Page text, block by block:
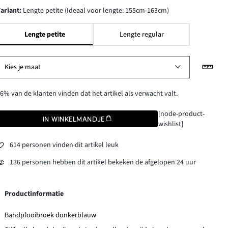
Variant: Lengte petite (Ideaal voor lengte: 155cm-163cm)
Lengte petite Lengte regular
Kies je maat
van de klanten vinden dat het artikel als verwacht valt.
IN WINKELMANDJE
[node-product-
wishlist]
614 personen vinden dit artikel leuk
136 personen hebben dit artikel bekeken de afgelopen 24 uur
Productinformatie
Bandplooibroek donkerblauw